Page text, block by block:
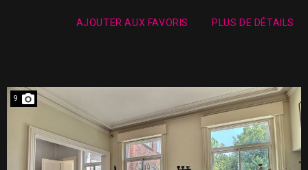
AJOUTER AUX FAVORIS PLUS DE DÉTAILS
9